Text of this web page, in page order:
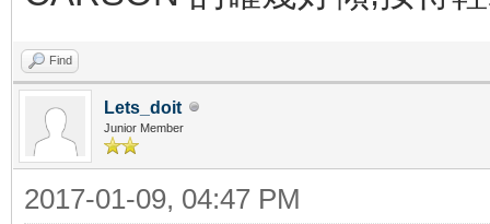
Find
Lets_doit
Junior Member
2017-01-09, 04:47 PM